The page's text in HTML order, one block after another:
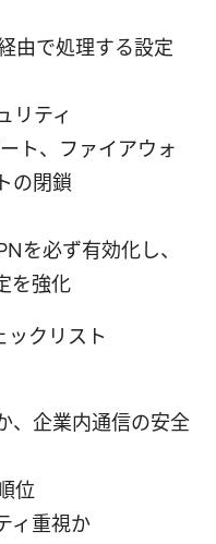
由で処理する設定
リティ
ト、ファイアウォ
の閉鎖
を必ず有効化し、
を強化
ックリスト
、企業内通信の安全
位
ィ重視か